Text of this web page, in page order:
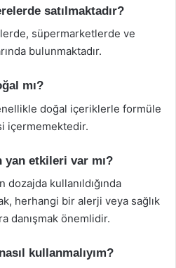
satılmaktadır?
süpermarketlerde ve
bulunmaktadır.
mı?
doğal içeriklerle formüle
içermemektedir.
etkileri var mı?
kullanıldığında
herhangi bir alerji veya sağlık
danışmak önemlidir.
kullanmalıyım?